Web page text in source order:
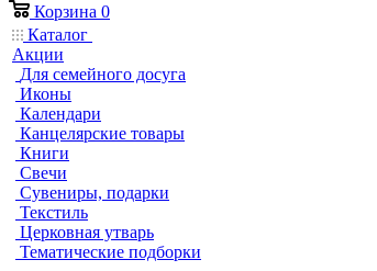
Корзина 0
Каталог
Акции
Для семейного досуга
Иконы
Календари
Канцелярские товары
Книги
Свечи
Сувениры, подарки
Текстиль
Церковная утварь
Тематические подборки